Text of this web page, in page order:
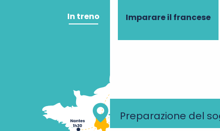
Imparare il francese
Preparazione del
In treno In aereo